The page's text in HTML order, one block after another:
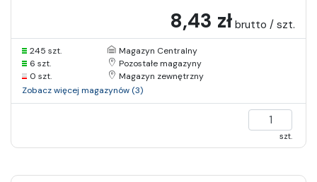
8,43 zł brutto / szt.
245 szt.
Magazyn Centralny
6 szt.
Pozostałe magazyny
0 szt.
Magazyn zewnętrzny
Zobacz więcej magazynów (3)
szt.